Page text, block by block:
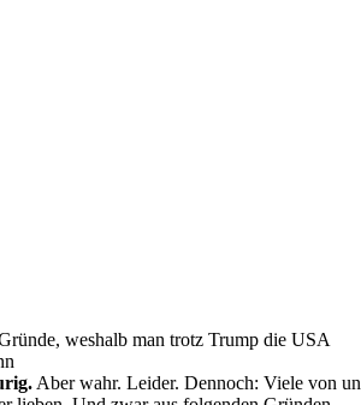
weshalb man trotz Trump die USA
Aber wahr. Leider. Dennoch: Viele von